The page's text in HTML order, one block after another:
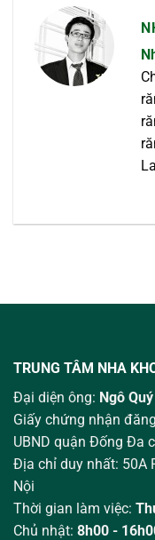
TRUNG TÂM NHA
Đại diện ông: Ngô
Giấy chứng nhận
UBND quận Đống Đa
Địa chỉ duy nhất: 50A
Nội
Thời gian làm việc:
Chủ nhật: 8h00 -